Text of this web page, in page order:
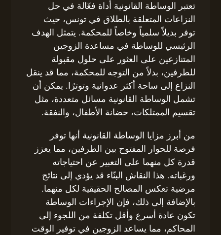
تعتبر الوساطة القانونية أداة فعّالة في حل
النزاعات المتعلقة بالطلاق في تونس، حيث
توفر بديلاً سلمياً وخاصاً للمحكمة. يتمثل الهدف
الرئيسي للوساطة في مساعدة الزوجين
المتنازعين على العثور على حلول مقبولة
للطرفين، بدلاً من التوجه للمحكمة، مما قد ينقل
النزاع إلى ساحة أكثر عدوانية وتوترًا. يمكن أن
تشمل الوساطة القانونية مسائل متعددة، مثل
تقسيم الممتلكات، حضانة الأطفال، والنفقة.
من أبرز مزايا الوساطة القانونية أنها توفر
فرصة للحوار المفتوح بين الطرفين، مما يعزز
قدرة كل منهما على التعبير عن احتياجاته
ورغباته. هذا النقاش البنّاء قد يؤدي إلى نتائج
مرضية تعكس المصالح الحقيقية لكل منهما.
بالإضافة إلى ذلك، فإن الإجراءات الوساطة
تكون عادة أسرع وأقل تكلفة من اللجوء إلى
المحاكم، مما يساعد الزوجين في توفير الوقت